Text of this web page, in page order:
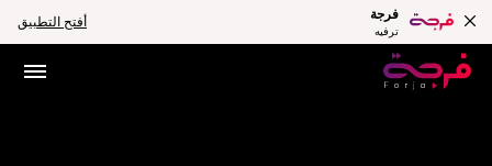
فرجة
ترفيه
أفتح التطبيق